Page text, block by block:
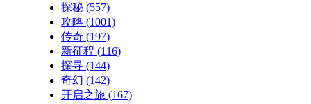
探秘 (557)
攻略 (1001)
传奇 (197)
新征程 (116)
探寻 (144)
奇幻 (142)
开启之旅 (167)